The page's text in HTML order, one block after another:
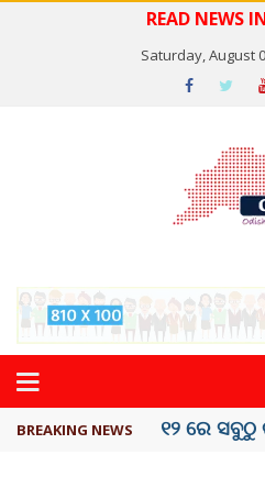
READ
Saturday, August
BREAKING NEWS କେରଳରେ